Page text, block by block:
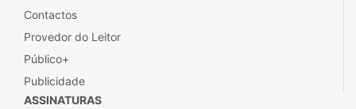
Contactos
Provedor do Leitor
Público+
Publicidade
ASSINATURAS